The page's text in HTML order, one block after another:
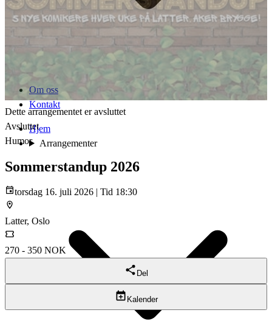
Om oss
Kontakt
Hjem
Arrangementer
Dette arrangementet er avsluttet
Avsluttet
Humor
Sommerstandup 2026
torsdag 16. juli 2026 | Tid 18:30
Latter, Oslo
270 - 350 NOK
Del
Kalender